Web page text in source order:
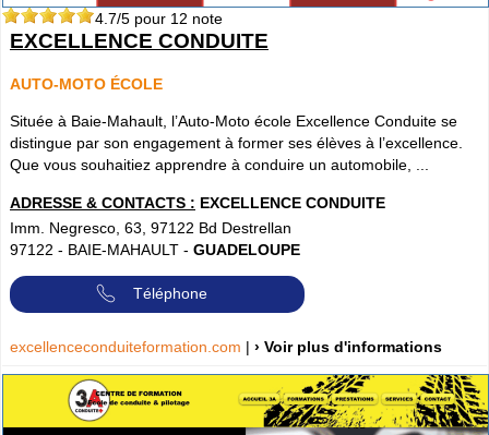
4.7/5 pour 12 note
EXCELLENCE CONDUITE
AUTO-MOTO ÉCOLE
Située à Baie-Mahault, l’Auto-Moto école Excellence Conduite se
distingue par son engagement à former ses élèves à l’excellence.
Que vous souhaitiez apprendre à conduire un automobile, ...
ADRESSE & CONTACTS : EXCELLENCE CONDUITE
Imm. Negresco, 63, 97122 Bd Destrellan
97122 - BAIE-MAHAULT - GUADELOUPE
Téléphone
excellenceconduiteformation.com | › Voir plus d'informations